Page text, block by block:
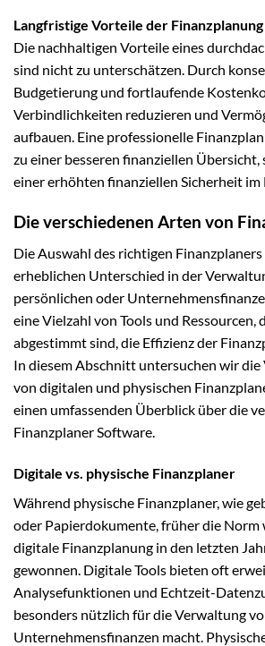
Langfristige Vorteile der Finanzplanung
Die nachhaltigen Vorteile eines
sind nicht zu unterschätzen. Durch
Budgetierung und fortlaufende
Verbindlichkeiten reduzieren und
aufbauen. Eine professionelle
zu einer besseren finanziellen Übersicht,
einer erhöhten finanziellen Sicherheit im
Die verschiedenen Arten von
Die Auswahl des richtigen Finanzplaners
erheblichen Unterschied in der
persönlichen oder
eine Vielzahl von Tools und Ressourcen,
abgestimmt sind, die Effizienz der
In diesem Abschnitt untersuchen wir
von digitalen und physischen
einen umfassenden Überblick über die
Finanzplaner Software.
Digitale vs. physische Finanzplaner
Während physische Finanzplaner, wie
oder Papierdokumente, früher die Norm
digitale Finanzplanung in den letzten
gewonnen. Digitale Tools bieten oft
Analysefunktionen und Echtzeit-
besonders nützlich für die Verwaltung
Unternehmensfinanzen macht.